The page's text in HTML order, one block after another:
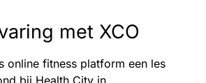
met XCO
online fitness platform een les